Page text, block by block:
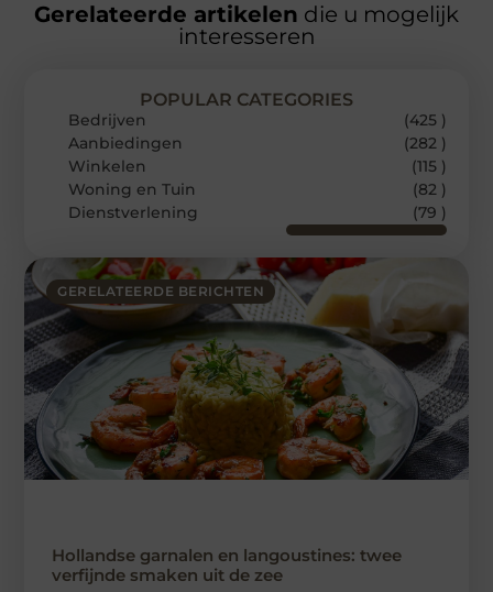
Gerelateerde artikelen die u mogelijk
interesseren
GERELATEERDE BERICHTEN
Hollandse garnalen en langoustines: twee
verfijnde smaken uit de zee
POPULAR CATEGORIES
Bedrijven
(425 )
Aanbiedingen
(282 )
Winkelen
(115 )
Woning en Tuin
(82 )
Dienstverlening
(79 )